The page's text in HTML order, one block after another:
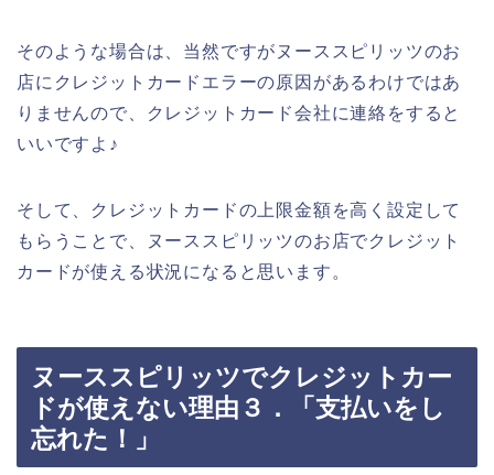
そのような場合は、当然ですがヌーススピリッツのお
店にクレジットカードエラーの原因があるわけではあ
りませんので、クレジットカード会社に連絡をすると
いいですよ♪
そして、クレジットカードの上限金額を高く設定して
もらうことで、ヌーススピリッツのお店でクレジット
カードが使える状況になると思います。
ヌーススピリッツでクレジットカー
ドが使えない理由３．「支払いをし
忘れた！」